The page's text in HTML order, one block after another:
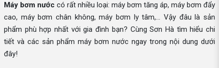
Máy bơm nước có rất nhiều loại: máy bơm tăng áp, máy bơm đẩy
cao, máy bơm chân không, máy bơm ly tâm,... Vậy đâu là sản
phẩm phù hợp nhất với gia đình bạn? Cùng Sơn Hà tìm hiểu chi
tiết và các sản phẩm máy bơm nước ngay trong nội dung dưới
đây!